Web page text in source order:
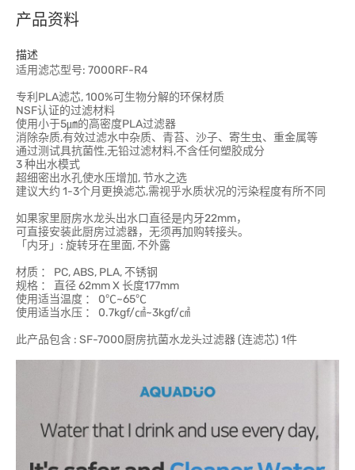
产品资料
描述
适用滤芯型号: 7000RF-R4
专利PLA滤芯, 100%可生物分解的环保材质
NSF认证的过滤材料
使用小于5㎛的高密度PLA过滤器
消除杂质,有效过滤水中杂质、青苔、沙子、寄生虫、重金属等
通过测试具抗菌性,无铅过滤材料,不含任何塑胶成分
3 种出水模式
超细密出水孔使水压增加, 节水之选
建议大约 1-3个月更换滤芯,需视乎水质状况的污染程度有所不同
如果家里厨房水龙头出水口直径是内牙22mm，
可直接安装此厨房过滤器，无须再加购转接头。
「内牙」: 旋转牙在里面, 不外露
材质 ： PC, ABS, PLA, 不锈钢
规格 ： 直径 62mm X 长度177mm
使用适当温度 ： 0℃~65℃
使用适当水压 ： 0.7kgf/㎠~3kgf/㎠
此产品包含 : SF-7000厨房抗菌水龙头过滤器 (连滤芯) 1件